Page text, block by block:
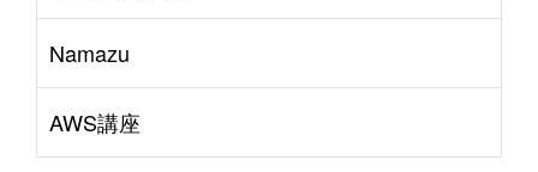
Namazu
AWS講座